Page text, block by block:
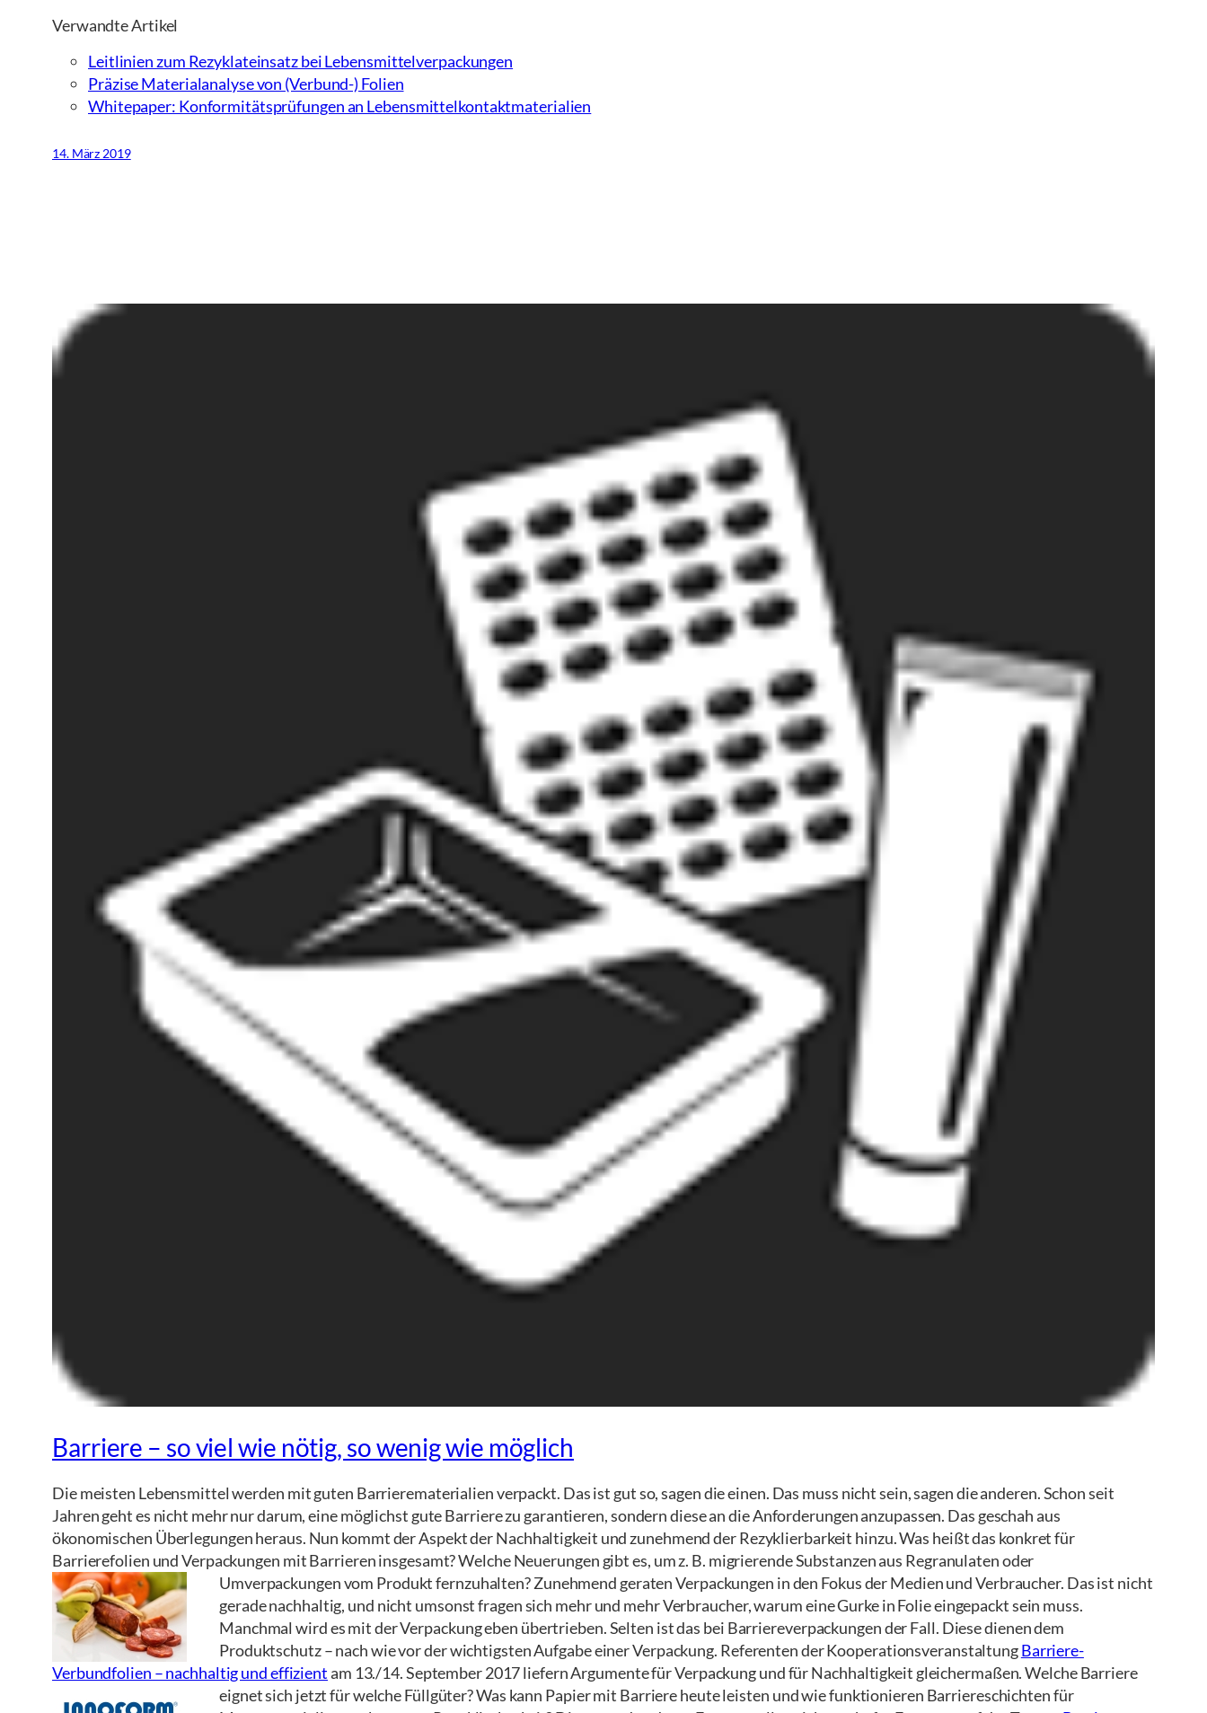
Verwandte Artikel
Leitlinien zum Rezyklateinsatz bei Lebensmittelverpackungen
Präzise Materialanalyse von (Verbund-) Folien
Whitepaper: Konformitätsprüfungen an Lebensmittelkontaktmaterialien
14. März 2019
Barriere – so viel wie nötig, so wenig wie möglich
Die meisten Lebensmittel werden mit guten Barrierematerialien verpackt. Das ist gut so, sagen die einen. Das muss nicht sein, sagen die anderen. Schon seit
Jahren geht es nicht mehr nur darum, eine möglichst gute Barriere zu garantieren, sondern diese an die Anforderungen anzupassen. Das geschah aus
ökonomischen Überlegungen heraus. Nun kommt der Aspekt der Nachhaltigkeit und zunehmend der Rezyklierbarkeit hinzu. Was heißt das konkret für
Barrierefolien und Verpackungen mit Barrieren insgesamt? Welche Neuerungen gibt es, um z. B. migrierende Substanzen aus Regranulaten oder
Umverpackungen vom Produkt fernzuhalten?Zunehmend geraten Verpackungen in den Fokus der Medien und Verbraucher. Das ist nicht
gerade nachhaltig, und nicht umsonst fragen sich mehr und mehr Verbraucher, warum eine Gurke in Folie eingepackt sein muss.
Manchmal wird es mit der Verpackung eben übertrieben. Selten ist das bei Barriereverpackungen der Fall. Diese dienen dem
Produktschutz – nach wie vor der wichtigsten Aufgabe einer Verpackung. Referenten der KooperationsveranstaltungBarriere-
Verbundfolien – nachhaltig und effizientam 13./14. September 2017 liefern Argumente für Verpackung und für Nachhaltigkeit gleichermaßen.Welche Barriere
eignet sich jetzt für welche Füllgüter? Was kann Papier mit Barriere heute leisten und wie funktionieren Barriereschichten für